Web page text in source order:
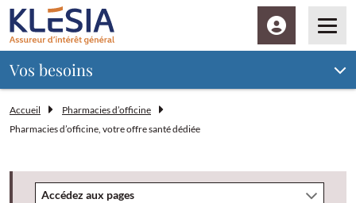
Espace client
Vos besoins
Accueil
Pharmacies d’officine
Pharmacies d’officine, votre offre santé dédiée
Accédez aux pages